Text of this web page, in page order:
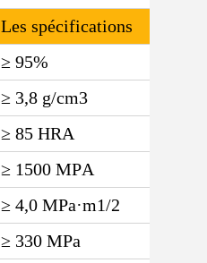
Les spécifications
≥ 95%
≥ 3,8 g/cm3
≥ 85 HRA
≥ 1500 MPA
≥ 4,0 MPa·m1/2
≥ 330 MPa